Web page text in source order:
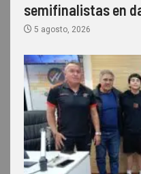
semifinalistas en
5 agosto, 2026